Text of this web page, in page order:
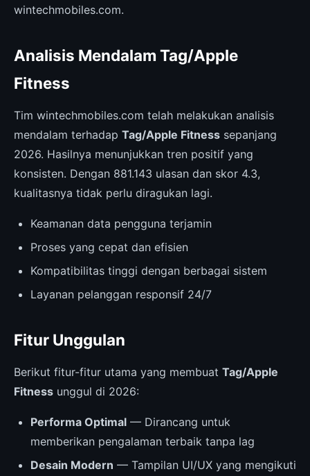
wintechmobiles.com.
Analisis Mendalam Tag/Apple
Fitness
Tim wintechmobiles.com telah melakukan analisis
mendalam terhadap Tag/Apple Fitness sepanjang
2026. Hasilnya menunjukkan tren positif yang
konsisten. Dengan 881.143 ulasan dan skor 4.3,
kualitasnya tidak perlu diragukan lagi.
Keamanan data pengguna terjamin
Proses yang cepat dan efisien
Kompatibilitas tinggi dengan berbagai sistem
Layanan pelanggan responsif 24/7
Fitur Unggulan
Berikut fitur-fitur utama yang membuat Tag/Apple
Fitness unggul di 2026:
Performa Optimal — Dirancang untuk
memberikan pengalaman terbaik tanpa lag
Desain Modern — Tampilan UI/UX yang mengikuti